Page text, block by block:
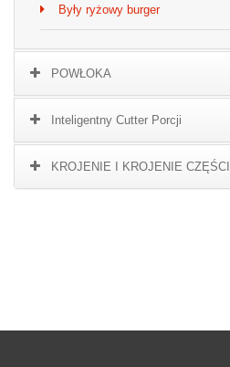
Były ryżowy burger
POWŁOKA
Inteligentny Cutter Porcji
KROJENIE I KROJENIE CZĘŚCI